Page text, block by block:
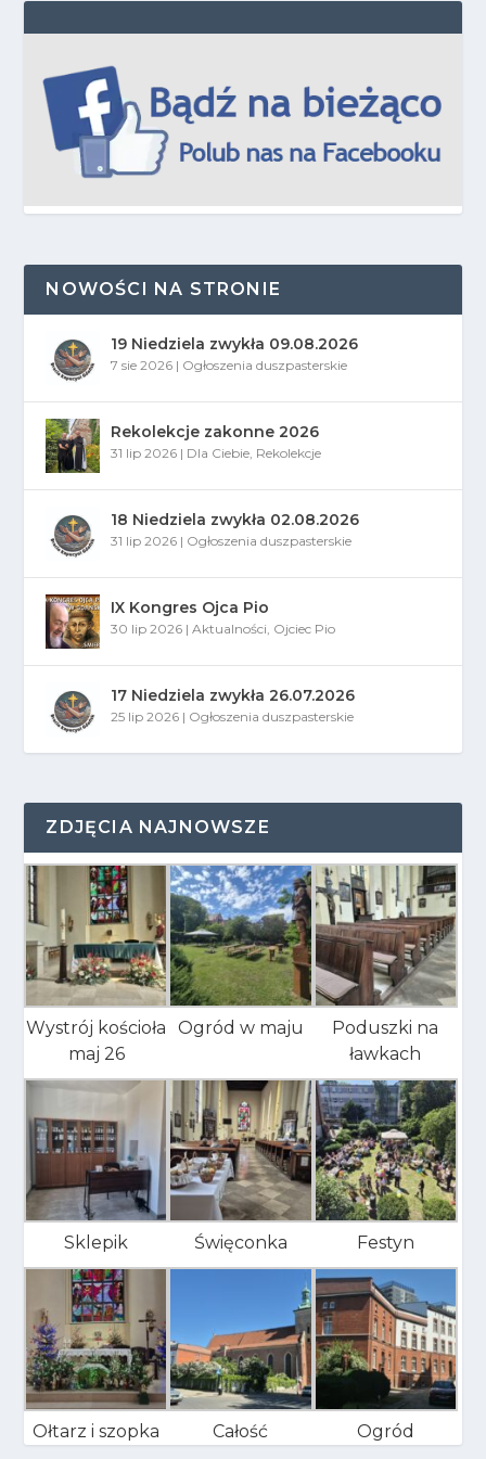
NOWOŚCI NA STRONIE
19 Niedziela zwykła 09.08.2026
7 sie 2026 | Ogłoszenia duszpasterskie
Rekolekcje zakonne 2026
31 lip 2026 | Dla Ciebie Rekolekcje
18 Niedziela zwykła 02.08.2026
31 lip 2026 | Ogłoszenia duszpasterskie
IX Kongres Ojca Pio
30 lip 2026 |Aktualności Ojciec Pio
17 Niedziela zwykła 26.07.2026
25 lip 2026 | Ogłoszenia duszpasterskie
ZDJĘCIA NAJNOWSZE
Wystrój kościoła
maj 26
Ogród w maju
Poduszki na
ławkach
Sklepik Święconka Festyn
Ołtarz i szopka Całość Ogród